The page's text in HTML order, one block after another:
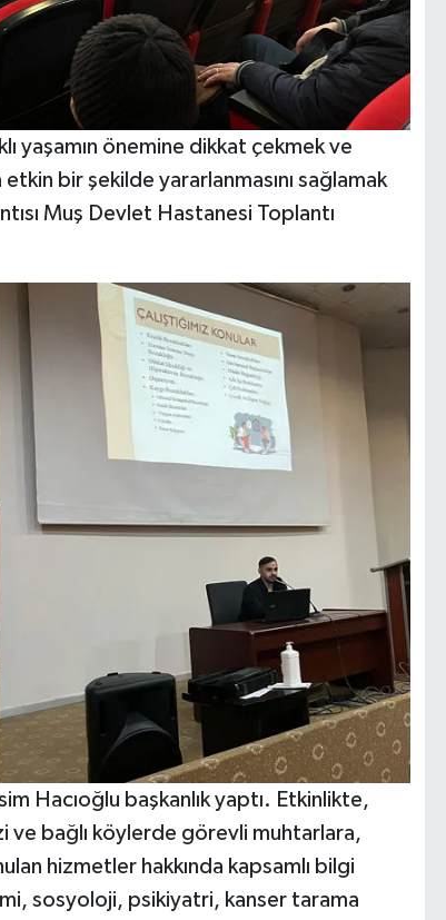
yaşamın önemine dikkat çekmek ve
bir şekilde yararlanmasını sağlamak
Muş Devlet Hastanesi Toplantı
Hacıoğlu başkanlık yaptı. Etkinlikte,
ve bağlı köylerde görevli muhtarlara,
hizmetler hakkında kapsamlı bilgi
sosyoloji, psikiyatri, kanser tarama